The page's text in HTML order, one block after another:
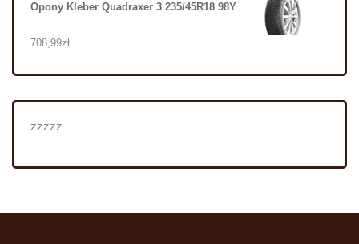
Opony Kleber Quadraxer 3 235/45R18 98Y
708,99zł
zzzzz